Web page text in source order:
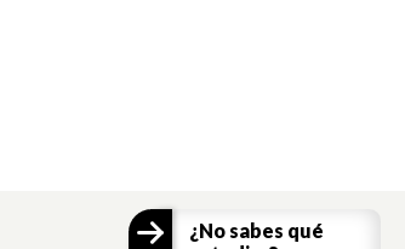
¿No sabes qué